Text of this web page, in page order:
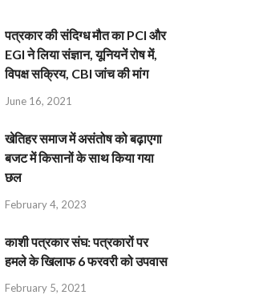
पत्रकार की संदिग्ध मौत का PCI और
EGI ने लिया संज्ञान, यूनियनें रोष में,
विपक्ष सक्रिय, CBI जांच की मांग
June 16, 2021
खेतिहर समाज में असंतोष को बढ़ाएगा
बजट में किसानों के साथ किया गया
छल
February 4, 2023
काशी पत्रकार संघ: पत्रकारों पर
हमले के खिलाफ 6 फरवरी को उपवास
February 5, 2021